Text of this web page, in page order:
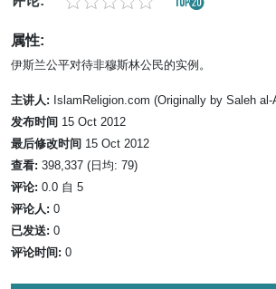
属性:
伊斯兰公平对待非穆斯林公民的实例。
主讲人: IslamReligion.com (Originally by Saleh al-
发布时间 15 Oct 2012
最后修改时间 15 Oct 2012
查看: 398,337 (日均: 79)
评论: 0.0 自 5
评论人: 0
已发送: 0
评论时间: 0